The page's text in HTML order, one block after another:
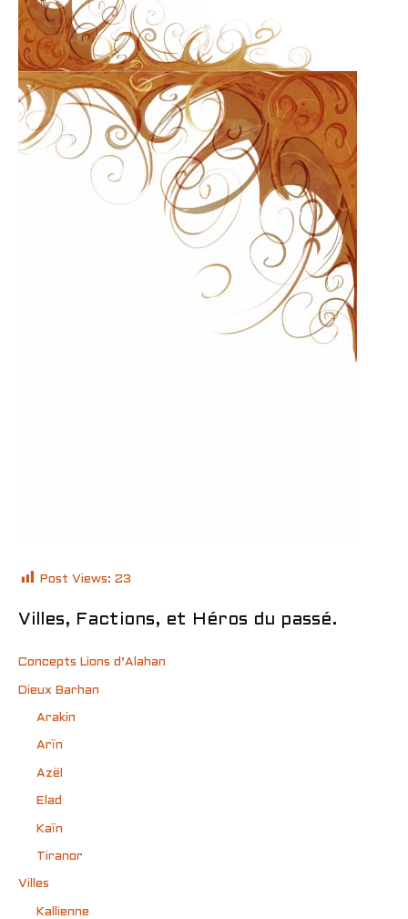
Post Views: 23
Villes, Factions, et Héros du passé.
Concepts Lions d’Alahan
Dieux Barhan
Arakin
Arïn
Azël
Elad
Kaïn
Tiranor
Villes
Kallienne